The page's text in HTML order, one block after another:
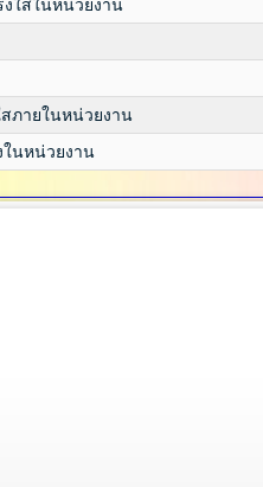
ใสในหน่วยงาน
ภายในหน่วยงาน
นหน่วยงาน